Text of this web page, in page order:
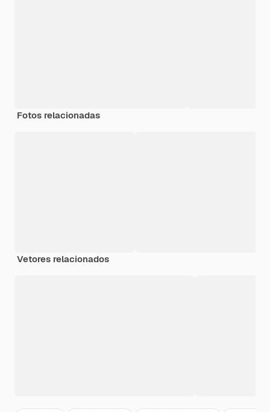
Fotos relacionadas
Vetores relacionados